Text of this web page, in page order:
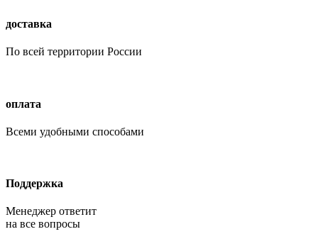
доставка
По всей территории России
оплата
Всеми удобными способами
Поддержка
Менеджер ответит
на все вопросы